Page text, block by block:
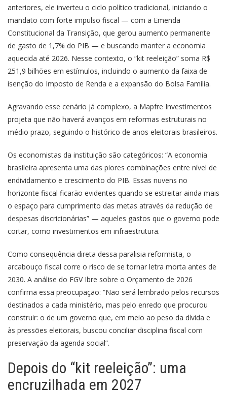
anteriores, ele inverteu o ciclo político tradicional, iniciando o
mandato com forte impulso fiscal — com a Emenda
Constitucional da Transição, que gerou aumento permanente
de gasto de 1,7% do PIB — e buscando manter a economia
aquecida até 2026. Nesse contexto, o “kit reeleição” soma R$
251,9 bilhões em estímulos, incluindo o aumento da faixa de
isenção do Imposto de Renda e a expansão do Bolsa Família.
Agravando esse cenário já complexo, a Mapfre Investimentos
projeta que não haverá avanços em reformas estruturais no
médio prazo, seguindo o histórico de anos eleitorais brasileiros.
Os economistas da instituição são categóricos: “A economia
brasileira apresenta uma das piores combinações entre nível de
endividamento e crescimento do PIB. Essas nuvens no
horizonte fiscal ficarão evidentes quando se estreitar ainda mais
o espaço para cumprimento das metas através da redução de
despesas discricionárias” — aqueles gastos que o governo pode
cortar, como investimentos em infraestrutura.
Como consequência direta dessa paralisia reformista, o
arcabouço fiscal corre o risco de se tornar letra morta antes de
2030. A análise do FGV Ibre sobre o Orçamento de 2026
confirma essa preocupação: “Não será lembrado pelos recursos
destinados a cada ministério, mas pelo enredo que procurou
construir: o de um governo que, em meio ao peso da dívida e
às pressões eleitorais, buscou conciliar disciplina fiscal com
preservação da agenda social”.
Depois do “kit reeleição”: uma
encruzilhada em 2027